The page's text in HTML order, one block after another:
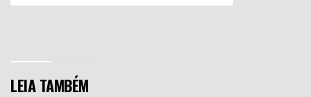
LEIA TAMBÉM